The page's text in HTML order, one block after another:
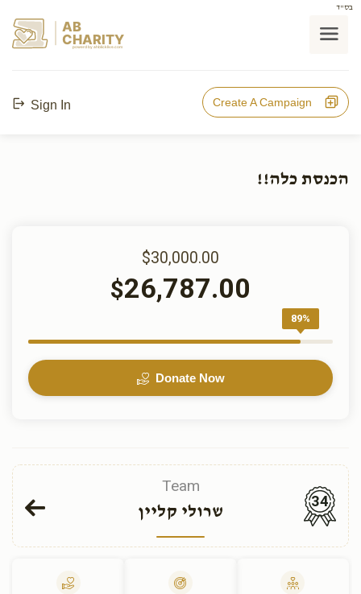
בס"ד
AB
CHARITY
powerd by ahblicklive.com
Sign In Create A Campaign
הכנסת כלה!!
$30,000.00
$26,787.00
89%
Donate Now
Team
שרולי קליין
34